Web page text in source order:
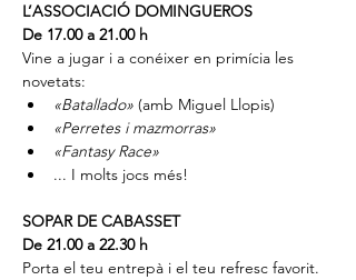
L’ASSOCIACIÓ DOMINGUEROS
De 17.00 a 21.00 h
Vine a jugar i a conéixer en primícia les
novetats:
«Batallado» (amb Miguel Llopis)
«Perretes i mazmorras»
«Fantasy Race»
... I molts jocs més!
SOPAR DE CABASSET
De 21.00 a 22.30 h
Porta el teu entrepà i el teu refresc favorit.